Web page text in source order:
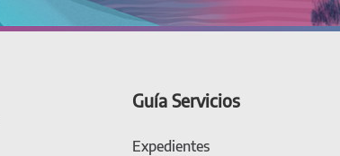
Guía Servicios
Expedientes